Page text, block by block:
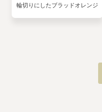
輪切りにしたブラッドオレンジ